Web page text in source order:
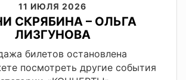
11 ИЮЛЯ 2026
СКРЯБИНА – ОЛЬГА
ЛИЗГУНОВА
билетов остановлена
посмотреть другие события